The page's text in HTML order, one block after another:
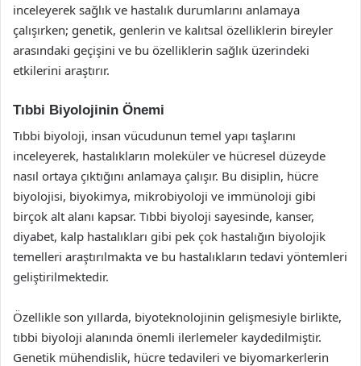
inceleyerek sağlık ve hastalık durumlarını anlamaya
çalışırken; genetik, genlerin ve kalıtsal özelliklerin bireyler
arasındaki geçişini ve bu özelliklerin sağlık üzerindeki
etkilerini araştırır.
Tıbbi Biyolojinin Önemi
Tıbbi biyoloji, insan vücudunun temel yapı taşlarını
inceleyerek, hastalıkların moleküler ve hücresel düzeyde
nasıl ortaya çıktığını anlamaya çalışır. Bu disiplin, hücre
biyolojisi, biyokimya, mikrobiyoloji ve immünoloji gibi
birçok alt alanı kapsar. Tıbbi biyoloji sayesinde, kanser,
diyabet, kalp hastalıkları gibi pek çok hastalığın biyolojik
temelleri araştırılmakta ve bu hastalıkların tedavi yöntemleri
geliştirilmektedir.
Özellikle son yıllarda, biyoteknolojinin gelişmesiyle birlikte,
tıbbi biyoloji alanında önemli ilerlemeler kaydedilmiştir.
Genetik mühendislik, hücre tedavileri ve biyomarkerlerin